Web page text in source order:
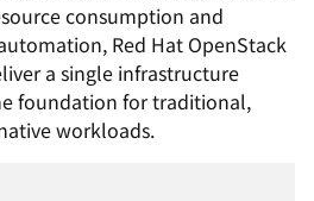
consumption and
Red Hat OpenStack
a single infrastructure
foundation for traditional,
workloads.